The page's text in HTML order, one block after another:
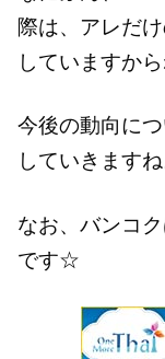
際は、アレだ
していますから
今後の動向に
していきますね
なお、バンコ
です☆